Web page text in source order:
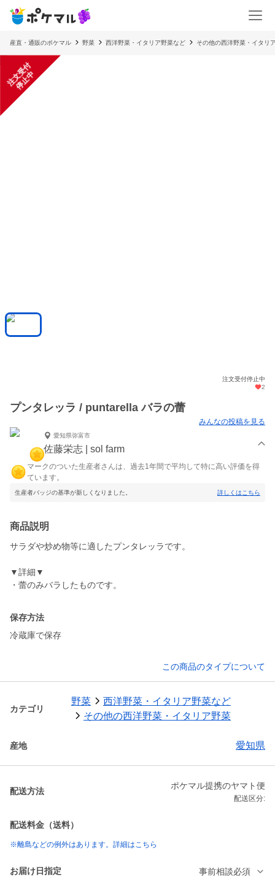
産直・通販のポケマル 野菜 西洋野菜・イタリア野菜など その他の西洋野菜・イタリ
注
文
受
付
停
止
中
注文受付停止中
2
プンタレッラ / puntarella バラの蕾
みんなの投稿を見る
愛知県弥富市
佐藤栄志 | sol farm
マークのついた生産者さんは、過去1年間で平均して特に高い評価を得
ています。
生産者バッジの基準が新しくなりました。 詳しくはこちら
商品説明
サラダや炒め物等に適したプンタレッラです。
▼詳細▼
・蕾のみバラしたものです。
保存方法
冷蔵庫で保存
この商品のタイプについて
カテゴリ
野菜
西洋野菜・イタリア野菜など
その他の西洋野菜・イタリア野菜
産地 愛知県
配送方法
ポケマル提携のヤマト便
配送区分:
配送料金（送料）
※離島などの例外はあります。詳細はこちら
お届け日指定 事前相談必須